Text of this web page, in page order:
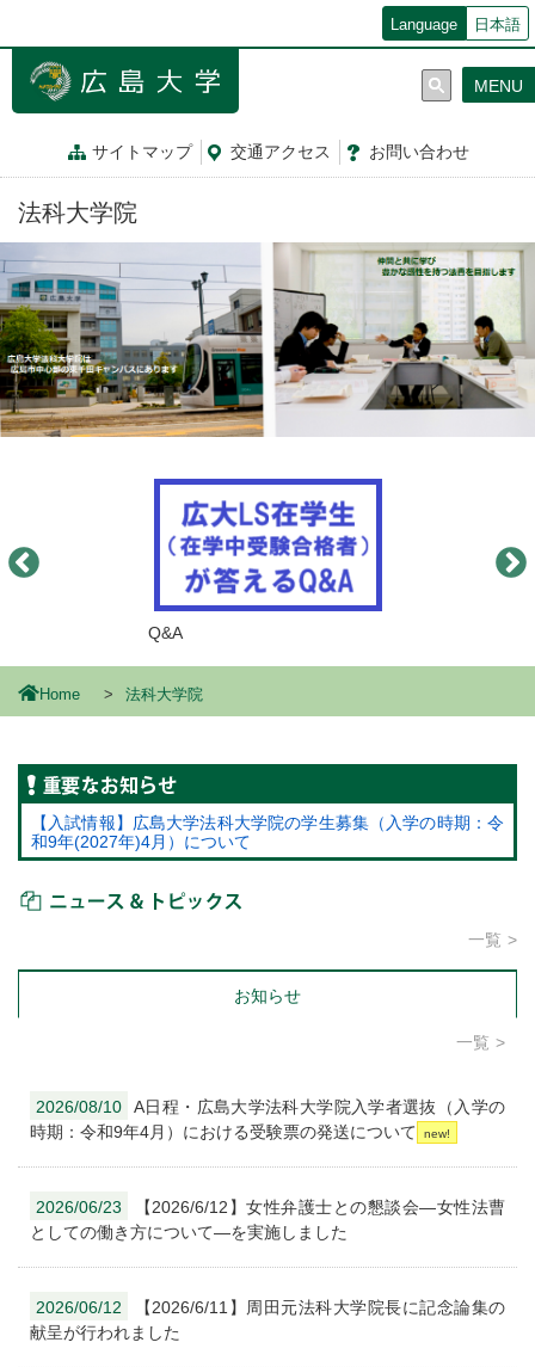
ン
動
Language 日本語
サイトマップ 交通アクセス お問い合わせ
MENU
法科大学院
Q&A
Home 法科大学院
【入試情報】広島大学法科大学院の学生募集（入学の時期：令
和9年(2027年)4月）について
一覧
お知らせ
一覧
2026/08/10
A日程・広島大学法科大学院入学者選抜（入学の
時期：令和9年4月）における受験票の発送について
2026/06/23
【2026/6/12】女性弁護士との懇談会―女性法曹
としての働き方について―を実施しました
2026/06/12
【2026/6/11】周田元法科大学院長に記念論集の
献呈が行われました